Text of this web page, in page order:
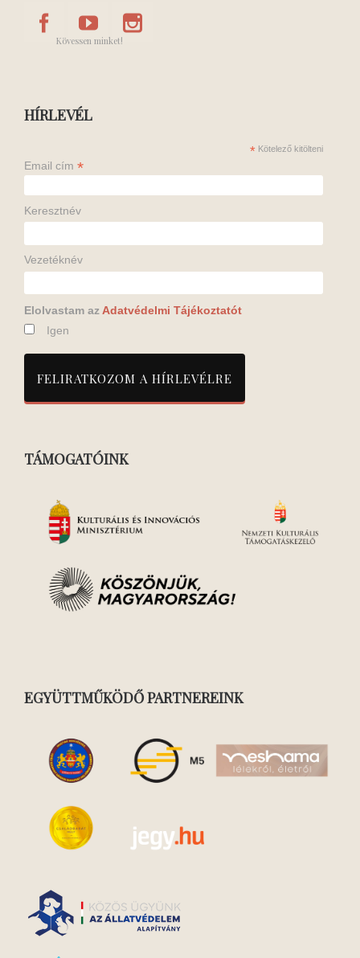
Kövessen minket!
HÍRLEVÉL
* Kötelező kitölteni
Email cím *
Keresztnév
Vezetéknév
Elolvastam az Adatvédelmi Tájékoztatót
Igen
TÁMOGATÓINK
EGYÜTTMŰKÖDŐ PARTNEREINK